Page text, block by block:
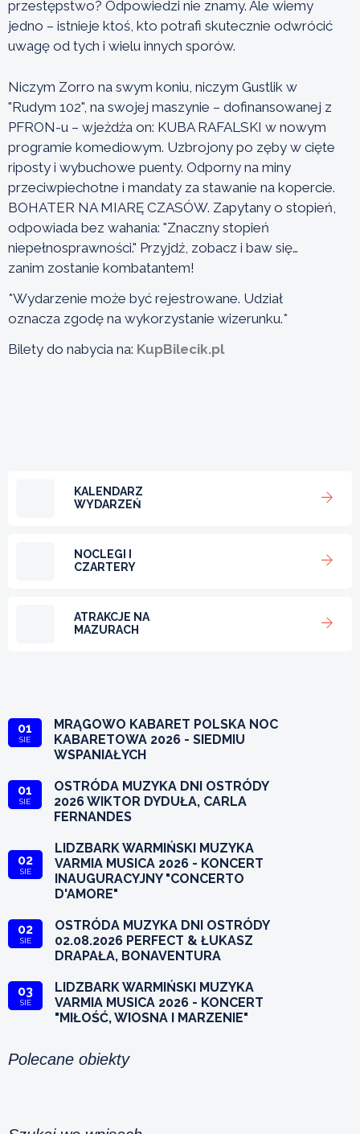
przestępstwo? Odpowiedzi nie znamy. Ale wiemy
jedno – istnieje ktoś, kto potrafi skutecznie odwrócić
uwagę od tych i wielu innych sporów.
Niczym Zorro na swym koniu, niczym Gustlik w
"Rudym 102", na swojej maszynie – dofinansowanej z
PFRON-u – wjeżdża on: KUBA RAFALSKI w nowym
programie komediowym. Uzbrojony po zęby w cięte
riposty i wybuchowe puenty. Odporny na miny
przeciwpiechotne i mandaty za stawanie na kopercie.
BOHATER NA MIARĘ CZASÓW. Zapytany o stopień,
odpowiada bez wahania: "Znaczny stopień
niepełnosprawności." Przyjdź, zobacz i baw się…
zanim zostanie kombatantem!
*Wydarzenie może być rejestrowane. Udział
oznacza zgodę na wykorzystanie wizerunku.*
Bilety do nabycia na: KupBilecik.pl
KALENDARZ
WYDARZEŃ
NOCLEGI I
CZARTERY
ATRAKCJE NA
MAZURACH
01
SIE
MRĄGOWO KABARET POLSKA NOC
KABARETOWA 2026 - SIEDMIU
WSPANIAŁYCH
01
SIE
OSTRÓDA MUZYKA DNI OSTRÓDY
2026 WIKTOR DYDUŁA, CARLA
FERNANDES
02
SIE
LIDZBARK WARMIŃSKI MUZYKA
VARMIA MUSICA 2026 - KONCERT
INAUGURACYJNY "CONCERTO
D'AMORE"
02
SIE
OSTRÓDA MUZYKA DNI OSTRÓDY
02.08.2026 PERFECT & ŁUKASZ
DRAPAŁA, BONAVENTURA
03
SIE
LIDZBARK WARMIŃSKI MUZYKA
VARMIA MUSICA 2026 - KONCERT
"MIŁOŚĆ, WIOSNA I MARZENIE"
Polecane obiekty